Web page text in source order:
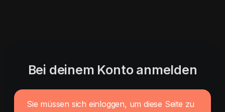
Bei deinem Konto anmelden
Sie müssen sich einloggen, um diese Seite zu